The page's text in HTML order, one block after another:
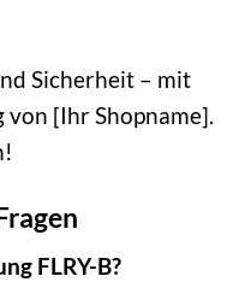
Sicherheit – mit
von [Ihr Shopname].
FLRY-B?